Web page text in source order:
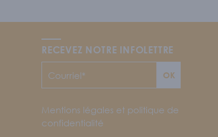
RECEVEZ NOTRE INFOLETTRE
OK
Mentions légales et politique de
confidentialité